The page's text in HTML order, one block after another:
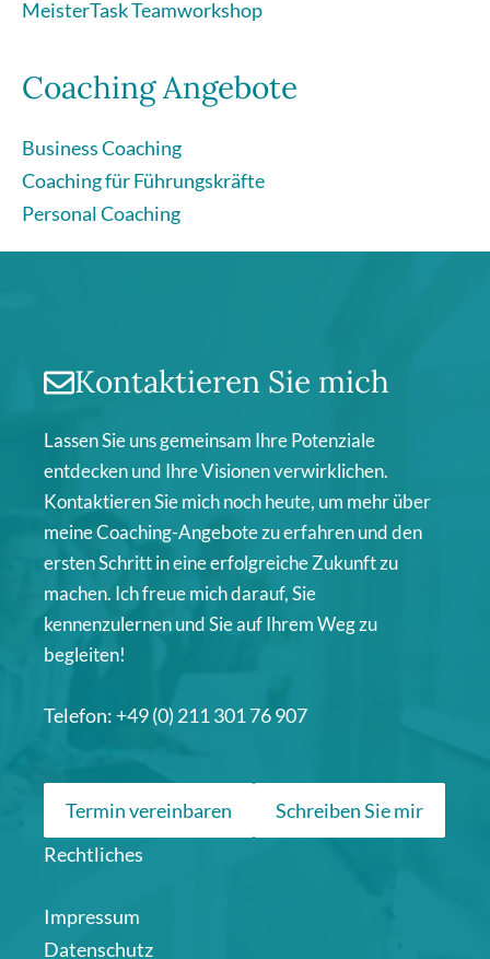
MeisterTask Teamworkshop
Coaching Angebote
Business Coaching
Coaching für Führungskräfte
Personal Coaching
Kontaktieren Sie mich
Lassen Sie uns gemeinsam Ihre Potenziale
entdecken und Ihre Visionen verwirklichen.
Kontaktieren Sie mich noch heute, um mehr über
meine Coaching-Angebote zu erfahren und den
ersten Schritt in eine erfolgreiche Zukunft zu
machen. Ich freue mich darauf, Sie
kennenzulernen und Sie auf Ihrem Weg zu
begleiten!
Telefon: +49 (0) 211 301 76 907
Termin vereinbaren
Schreiben Sie mir
Rechtliches
Impressum
Datenschutz